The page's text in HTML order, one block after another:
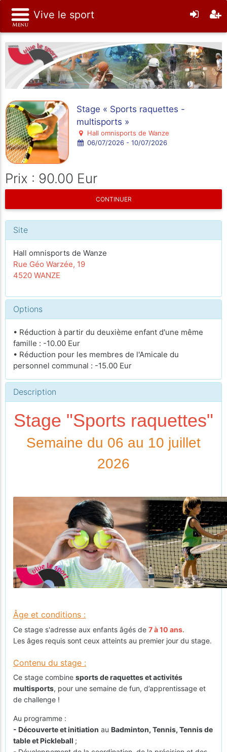
Vive le sport
Stage « Sports raquettes -
multisports »
Hall omnisports de Wanze
06/07/2026 - 10/07/2026
Prix : 90.00 Eur
CONTINUER
Site
Hall omnisports de Wanze
Rue Géo Warzée, 19
4520 WANZE
Options
• Réduction à partir du deuxième enfant d'une même
famille : -10.00 Eur
• Réduction pour les membres de l'Amicale du
personnel communal : -15.00 Eur
Description
Stage "Sports raquettes"
Semaine du 06 au 10 juillet
2026
Âge et conditions :
Ce stage s'adresse aux enfants âgés de 7 à 10 ans.
Les âges requis sont ceux atteints au premier jour du stage.
Contenu du stage :
Ce stage combine sports de raquettes et activités
multisports, pour une semaine de fun, d’apprentissage et
de challenge !
Au programme :
- Découverte et initiation au Badminton, Tennis, Tennis de
table et Pickleball ;